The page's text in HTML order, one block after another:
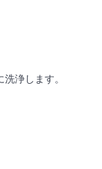
浄します。